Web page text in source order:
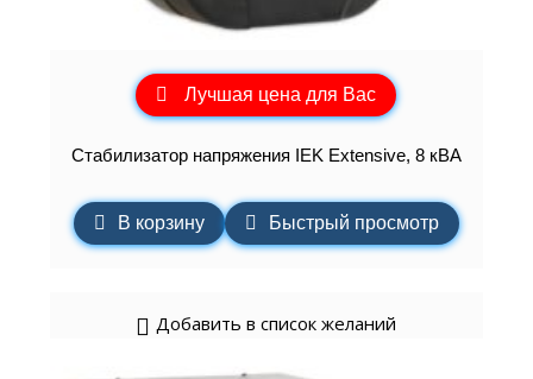
Лучшая цена для Вас
Стабилизатор напряжения IEK Extensive, 8 кВА
В корзину Быстрый просмотр
Добавить в список желаний